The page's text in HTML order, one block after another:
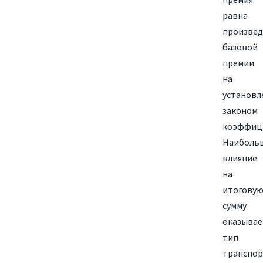
равна
базовой
премии
на
законом
влияние
на
итоговую
сумму
тип